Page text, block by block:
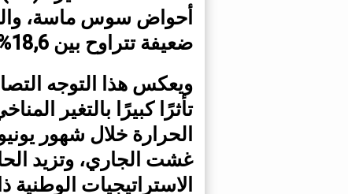
أحواض سوس ماسة،
ضعيفة تتراوح بين 18,6% و29,4%.
ويعكس هذا التوجه
تأثرًا كبيرًا بالتغير
الحرارة خلال شهور
غشت الجاري، وتزيد
الاستراتيجيات